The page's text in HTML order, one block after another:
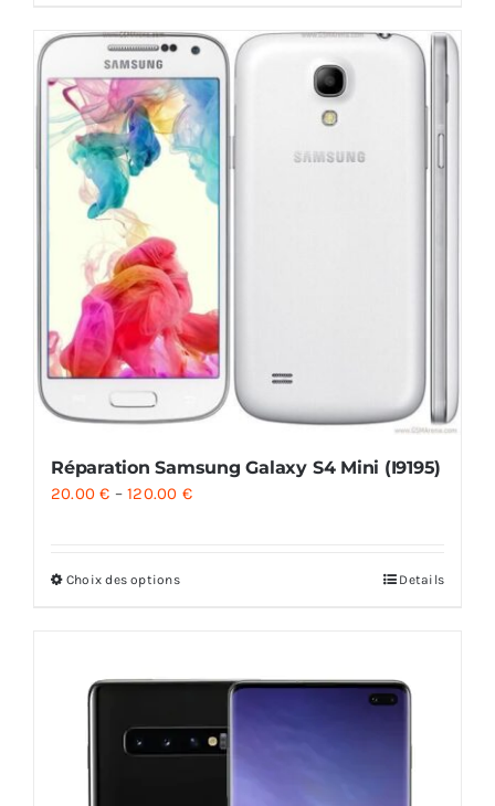
Réparation Samsung Galaxy S4 Mini (I9195)
20.00€ –120.00 €
Choix des options Details